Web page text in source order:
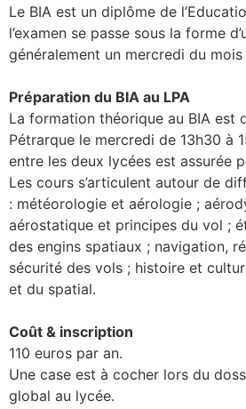
Le BIA est un diplôme de
l’examen se passe sous la forme
généralement un mercredi du mois
Préparation du BIA au LPA
La formation théorique au BIA est
Pétrarque le mercredi de 13h30 à
entre les deux lycées est assurée
Les cours s’articulent autour de
: météorologie et aérologie ;
aérostatique et principes du vol ;
des engins spatiaux ; navigation,
sécurité des vols ; histoire et
et du spatial.
Coût & inscription
110 euros par an.
Une case est à cocher lors du
global au lycée.